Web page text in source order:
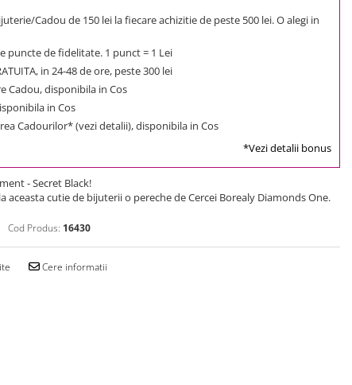
Cadou de 150 lei la fiecare achizitie de peste 500 lei. O alegi in
puncte de fidelitate. 1 punct = 1 Lei
in 24-48 de ore, peste 300 lei
Cadou, disponibila in Cos
in Cos
Cadourilor* (vezi detalii), disponibila in Cos
*Vezi detalii bonus
- Secret Black!
aceasta cutie de bijuterii o pereche de Cercei Borealy Diamonds One.
Cod Produs: 16430
Cere informatii